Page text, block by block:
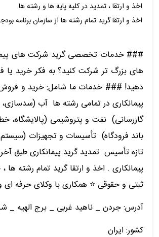
اخذ و ارتقا ، تمدید در کلیه پایه ها و رشته ها
اخذ و ارتقا گرید تمام رشته ها از سازمان برنامه
های بزرگ تر شرکت کنید؟ به فکر خرید یا
پیمانکاری در تمامی رشته ها ️ آب
گازرسانی) ️ نفت و پتروشیمی (پالایشگاه،
تازه تأسیس ️ تمدید گرید پیمانکاری طبق
پیمانکاری . اخذ و ارتقا گرید تمام رشته
ثبتی و حقوقی ⭐️ همکاری با وکلای حرفه ای
آدرس: جردن _ ناهید غربی _ برج الهیه _
کشور: ایران